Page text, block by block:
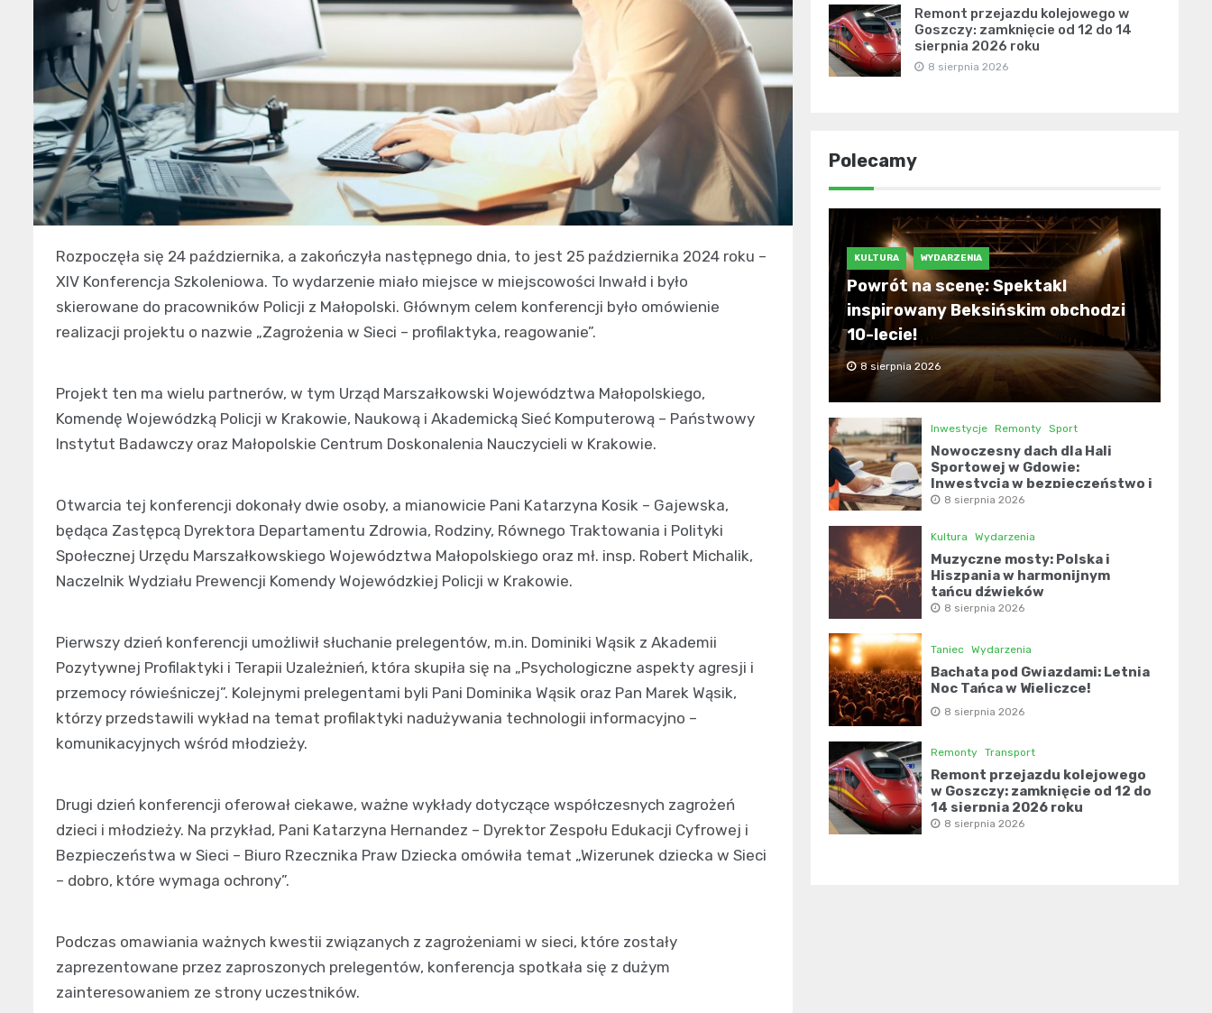
Rozpoczęła się 24 października, a zakończyła następnego dnia, to jest 25 października 2024 roku –
XIV Konferencja Szkoleniowa. To wydarzenie miało miejsce w miejscowości Inwałd i było
skierowane do pracowników Policji z Małopolski. Głównym celem konferencji było omówienie
realizacji projektu o nazwie „Zagrożenia w Sieci – profilaktyka, reagowanie”.
Projekt ten ma wielu partnerów, w tym Urząd Marszałkowski Województwa Małopolskiego,
Komendę Wojewódzką Policji w Krakowie, Naukową i Akademicką Sieć Komputerową – Państwowy
Instytut Badawczy oraz Małopolskie Centrum Doskonalenia Nauczycieli w Krakowie.
Otwarcia tej konferencji dokonały dwie osoby, a mianowicie Pani Katarzyna Kosik – Gajewska,
będąca Zastępcą Dyrektora Departamentu Zdrowia, Rodziny, Równego Traktowania i Polityki
Społecznej Urzędu Marszałkowskiego Województwa Małopolskiego oraz mł. insp. Robert Michalik,
Naczelnik Wydziału Prewencji Komendy Wojewódzkiej Policji w Krakowie.
Pierwszy dzień konferencji umożliwił słuchanie prelegentów, m.in. Dominiki Wąsik z Akademii
Pozytywnej Profilaktyki i Terapii Uzależnień, która skupiła się na „Psychologiczne aspekty agresji i
przemocy rówieśniczej”. Kolejnymi prelegentami byli Pani Dominika Wąsik oraz Pan Marek Wąsik,
którzy przedstawili wykład na temat profilaktyki nadużywania technologii informacyjno –
komunikacyjnych wśród młodzieży.
Drugi dzień konferencji oferował ciekawe, ważne wykłady dotyczące współczesnych zagrożeń
dzieci i młodzieży. Na przykład, Pani Katarzyna Hernandez – Dyrektor Zespołu Edukacji Cyfrowej i
Bezpieczeństwa w Sieci – Biuro Rzecznika Praw Dziecka omówiła temat „Wizerunek dziecka w Sieci
– dobro, które wymaga ochrony”.
Podczas omawiania ważnych kwestii związanych z zagrożeniami w sieci, które zostały
zaprezentowane przez zaproszonych prelegentów, konferencja spotkała się z dużym
zainteresowaniem ze strony uczestników.
Remont przejazdu kolejowego w
Goszczy: zamknięcie od 12 do 14
sierpnia 2026 roku
8 sierpnia 2026
Polecamy
KULTURA WYDARZENIA
Powrót na scenę: Spektakl
inspirowany Beksińskim obchodzi
10-lecie!
8 sierpnia 2026
Inwestycje Remonty Sport
Nowoczesny dach dla Hali
Sportowej w Gdowie:
Inwestycja w bezpieczeństwo i
komfort
8 sierpnia 2026
Kultura Wydarzenia
Muzyczne mosty: Polska i
Hiszpania w harmonijnym
tańcu dźwięków
8 sierpnia 2026
Taniec Wydarzenia
Bachata pod Gwiazdami: Letnia
Noc Tańca w Wieliczce!
8 sierpnia 2026
Remonty Transport
Remont przejazdu kolejowego
w Goszczy: zamknięcie od 12 do
14 sierpnia 2026 roku
8 sierpnia 2026